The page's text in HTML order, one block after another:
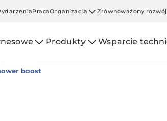
PracaOrganizacja Zrównoważony rozwój
Produkty Wsparcie
boost